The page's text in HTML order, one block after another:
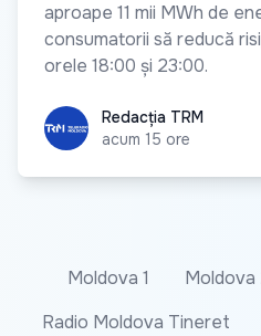
aproape 11 mii MWh de
consumatorii să reducă
orele 18:00 și 23:00.
Redacția TRM
Redacția TRM
acum 15 ore
Moldova 1 Moldova
Radio Moldova Tineret